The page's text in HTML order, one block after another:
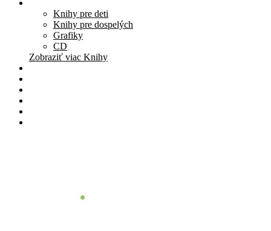
Knihy pre deti
Knihy pre dospelých
Grafiky
CD
Zobraziť viac Knihy